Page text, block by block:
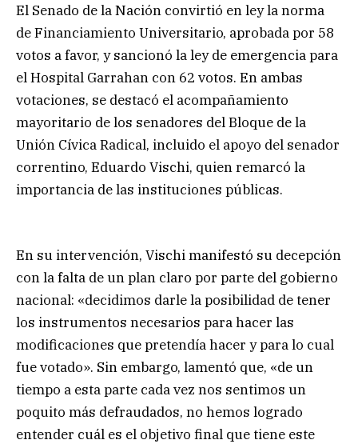
El Senado de la Nación convirtió en ley la norma
de Financiamiento Universitario, aprobada por 58
votos a favor, y sancionó la ley de emergencia para
el Hospital Garrahan con 62 votos. En ambas
votaciones, se destacó el acompañamiento
mayoritario de los senadores del Bloque de la
Unión Cívica Radical, incluido el apoyo del senador
correntino, Eduardo Vischi, quien remarcó la
importancia de las instituciones públicas.
En su intervención, Vischi manifestó su decepción
con la falta de un plan claro por parte del gobierno
nacional: «decidimos darle la posibilidad de tener
los instrumentos necesarios para hacer las
modificaciones que pretendía hacer y para lo cual
fue votado». Sin embargo, lamentó que, «de un
tiempo a esta parte cada vez nos sentimos un
poquito más defraudados, no hemos logrado
entender cuál es el objetivo final que tiene este